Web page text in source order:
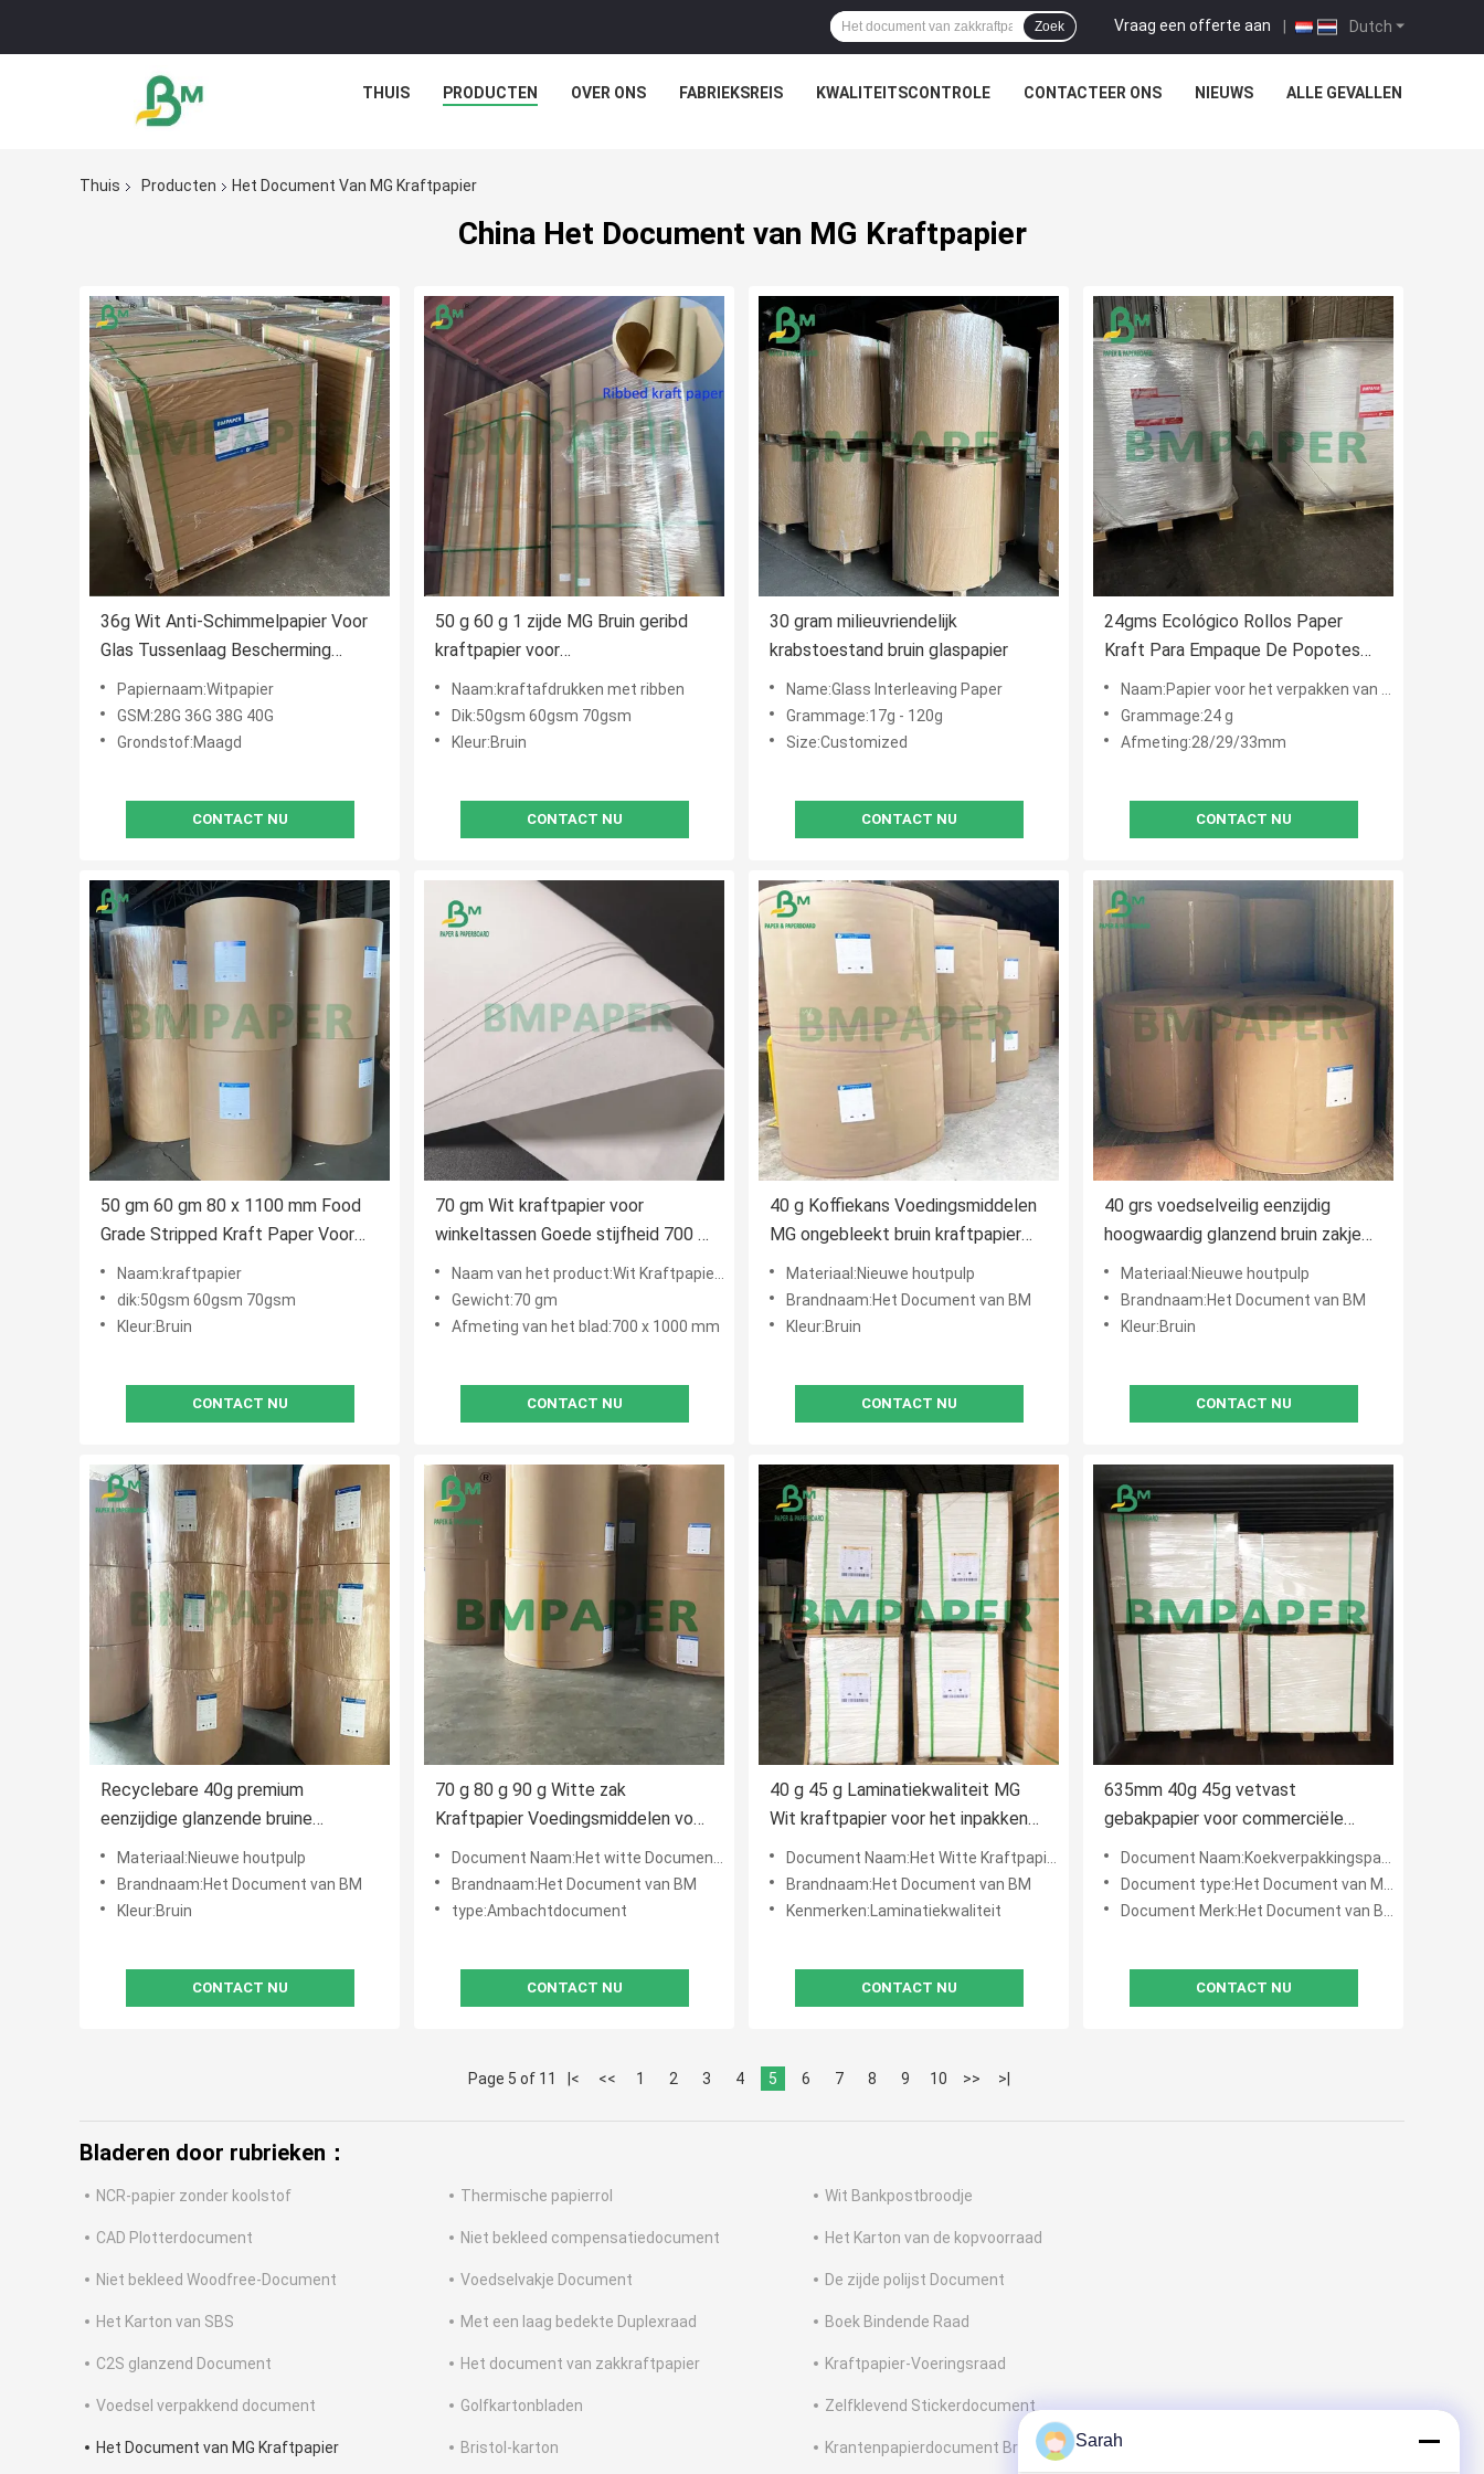
Dutch
Vraag een offerte aan |
Zoek
THUIS PRODUCTEN OVER ONS FABRIEKSREIS KWALITEITSCONTROLE CONTACTEER ONS NIEUWS ALLE GEVALLEN
Thuis Producten Het Document Van MG Kraftpapier
China Het Document van MG Kraftpapier
36g Wit Anti-Schimmelpapier Voor
Glas Tussenlaag Bescherming
65x95cm
Papiernaam:Witpapier
GSM:28G 36G 38G 40G
Grondstof:Maagd
CONTACT NU
50 g 60 g 1 zijde MG Bruin geribd
kraftpapier voor
voedselverpakkingen 60 cm breed
Naam:kraftafdrukken met ribben
Dik:50gsm 60gsm 70gsm
Kleur:Bruin
CONTACT NU
30 gram milieuvriendelijk
krabstoestand bruin glaspapier
Name:Glass Interleaving Paper
Grammage:17g - 120g
Size:Customized
CONTACT NU
24gms Ecológico Rollos Paper
Kraft Para Empaque De Popotes
28/29/33mm
Naam:Papier voor het verpakken van rietjes
Grammage:24 g
Afmeting:28/29/33mm
CONTACT NU
50 gm 60 gm 80 x 1100 mm Food
Grade Stripped Kraft Paper Voor
voedselverpakkingszakken
Naam:kraftpapier
dik:50gsm 60gsm 70gsm
Kleur:Bruin
CONTACT NU
70 gm Wit kraftpapier voor
winkeltassen Goede stijfheid 700 x
1000 mm
Naam van het product:Wit Kraftpapier-Document
Gewicht:70 gm
Afmeting van het blad:700 x 1000 mm
CONTACT NU
40 g Koffiekans Voedingsmiddelen
MG ongebleekt bruin kraftpapier
Rollen
Materiaal:Nieuwe houtpulp
Brandnaam:Het Document van BM
Kleur:Bruin
CONTACT NU
40 grs voedselveilig eenzijdig
hoogwaardig glanzend bruin zakje
kraftpapier
Materiaal:Nieuwe houtpulp
Brandnaam:Het Document van BM
Kleur:Bruin
CONTACT NU
Recyclebare 40g premium
eenzijdige glanzende bruine
kraftzak papierrol
Materiaal:Nieuwe houtpulp
Brandnaam:Het Document van BM
Kleur:Bruin
CONTACT NU
70 g 80 g 90 g Witte zak
Kraftpapier Voedingsmiddelen voor
boodschappenzakken
Document Naam:Het witte Document van Zakkraftpapier
Brandnaam:Het Document van BM
type:Ambachtdocument
CONTACT NU
40 g 45 g Laminatiekwaliteit MG
Wit kraftpapier voor het inpakken
van eetbare artikelen
Document Naam:Het Witte Kraftpapier Document van MG
Brandnaam:Het Document van BM
Kenmerken:Laminatiekwaliteit
CONTACT NU
635mm 40g 45g vetvast
gebakpapier voor commerciële
restaurants
Document Naam:Koekverpakkingspapier
Document type:Het Document van MG Kraftpapier
Document Merk:Het Document van BM
CONTACT NU
Page 5 of 11 |< << 1 2 3 4 5 6 7 8 9 10 >> >|
Bladeren door rubrieken：
NCR-papier zonder koolstof Thermische papierrol Wit Bankpostbroodje
CAD Plotterdocument Niet bekleed compensatiedocument Het Karton van de kopvoorraad
Niet bekleed Woodfree-Document Voedselvakje Document De zijde polijst Document
Het Karton van SBS Met een laag bedekte Duplexraad Boek Bindende Raad
C2S glanzend Document Het document van zakkraftpapier Kraftpapier-Voeringsraad
Voedsel verpakkend document Golfkartonbladen Zelfklevend Stickerdocument
Het Document van MG Kraftpapier Bristol-karton Krantenpapierdocument Broodje Sarah